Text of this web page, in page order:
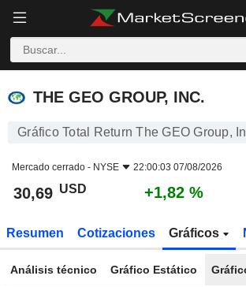
THE GEO GROUP, INC.
THE GEO GROUP, INC.
Gráfico Total Return The GEO Group,
Mercado cerrado - NYSE 22:00:03 07/08/2026
30,69 USD +1,82 %
Resumen Cotizaciones Gráficos
Análisis técnico Gráfico Estático